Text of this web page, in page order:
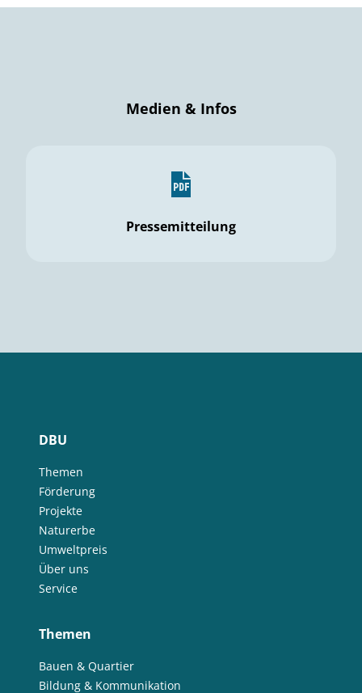
Medien & Infos
Pressemitteilung
DBU
Themen
Förderung
Projekte
Naturerbe
Umweltpreis
Über uns
Service
Themen
Bauen & Quartier
Bildung & Kommunikation